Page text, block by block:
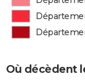
Où décèdent